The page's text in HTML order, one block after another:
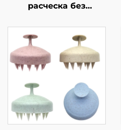
расческа без
детей с густыми
волосами,
экологичная мягкая
пластиковая щетка,
нейлоновая пэддел
расческа с
вентиляционной
системой